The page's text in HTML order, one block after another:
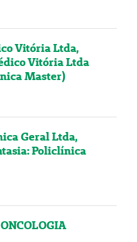
Vitória Ltda,
Vitória Ltda
Master)
Geral Ltda,
Policlínica